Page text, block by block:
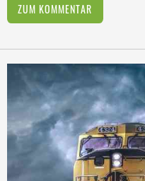
ZUM KOMMENTAR